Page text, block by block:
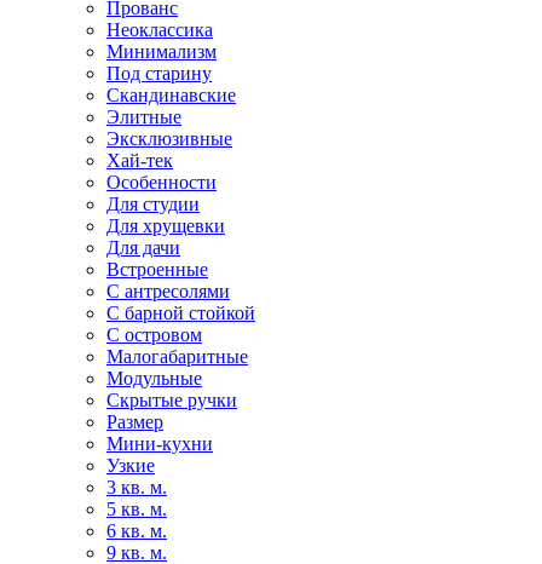
Прованс
Неоклассика
Минимализм
Под старину
Скандинавские
Элитные
Эксклюзивные
Хай-тек
Особенности
Для студии
Для хрущевки
Для дачи
Встроенные
С антресолями
С барной стойкой
С островом
Малогабаритные
Модульные
Скрытые ручки
Размер
Мини-кухни
Узкие
3 кв. м.
5 кв. м.
6 кв. м.
9 кв. м.